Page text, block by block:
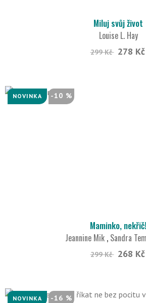
Miluj svůj život
Louise L. Hay
299 Kč 278 Kč
NOVINKA -10 %
Maminko, nekřič!
Jeannine Mik , Sandra
299 Kč 268 Kč
NOVINKA -16 %